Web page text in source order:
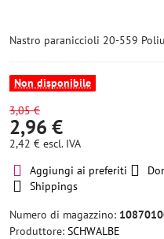
Nastro paraniccioli 20-559
Non disponibile
3,05 €
2,96 €
2,42 € escl. IVA
Aggiungi ai preferiti
Shippings
Numero di magazzino:
Produttore: SCHWALBE